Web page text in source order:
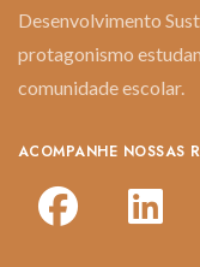
Desenvolvimento
protagonismo
comunidade escolar.
ACOMPANHE NOSSAS